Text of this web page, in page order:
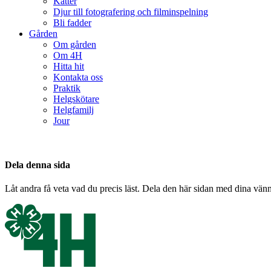
Djur till fotografering och filminspelning
Bli fadder
Gården
Om gården
Om 4H
Hitta hit
Kontakta oss
Praktik
Helgskötare
Helgfamilj
Jour
Dela denna sida
Låt andra få veta vad du precis läst. Dela den här sidan med dina